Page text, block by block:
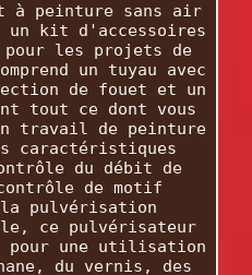
à peinture sans air
un kit d'accessoires
pour les projets de
un tuyau avec
de fouet et un
tout ce dont vous
travail de peinture
caractéristiques
du débit de
de motif
pulvérisation
ce pulvérisateur
pour une utilisation
du vernis, des